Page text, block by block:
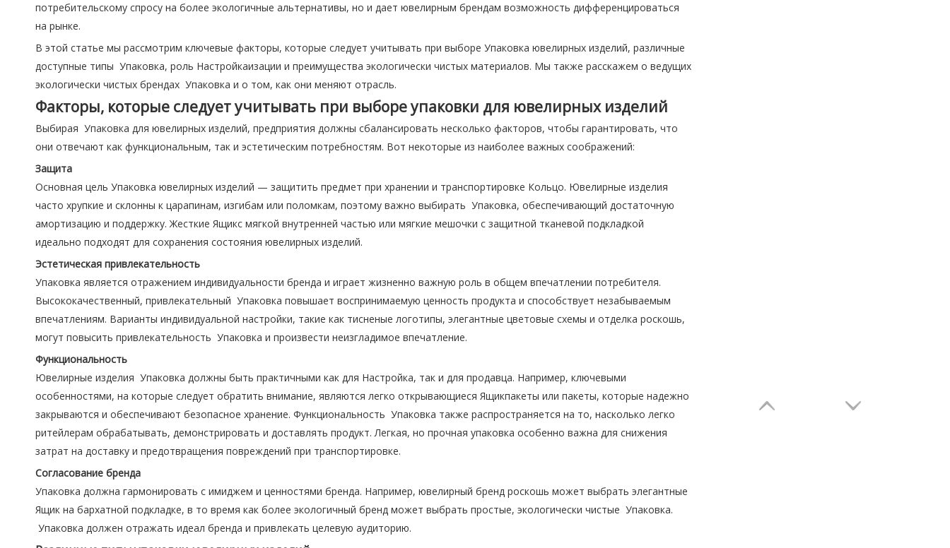
потребительскому спросу на более экологичные альтернативы, но и дает ювелирным брендам возможность дифференцироваться
на рынке.
В этой статье мы рассмотрим ключевые факторы, которые следует учитывать при выборе Упаковка ювелирных изделий, различные
доступные типы Упаковка, роль Настройкаизации и преимущества экологически чистых материалов. Мы также расскажем о ведущих
экологически чистых брендах Упаковка и о том, как они меняют отрасль.
Факторы, которые следует учитывать при выборе упаковки для ювелирных изделий
Выбирая Упаковка для ювелирных изделий, предприятия должны сбалансировать несколько факторов, чтобы гарантировать, что
они отвечают как функциональным, так и эстетическим потребностям. Вот некоторые из наиболее важных соображений:
Защита
Основная цель Упаковка ювелирных изделий — защитить предмет при хранении и транспортировке Кольцо. Ювелирные изделия
часто хрупкие и склонны к царапинам, изгибам или поломкам, поэтому важно выбирать Упаковка, обеспечивающий достаточную
амортизацию и поддержку. Жесткие Ящикс мягкой внутренней частью или мягкие мешочки с защитной тканевой подкладкой
идеально подходят для сохранения состояния ювелирных изделий.
Эстетическая привлекательность
Упаковка является отражением индивидуальности бренда и играет жизненно важную роль в общем впечатлении потребителя.
Высококачественный, привлекательный Упаковка повышает воспринимаемую ценность продукта и способствует незабываемым
впечатлениям. Варианты индивидуальной настройки, такие как тисненые логотипы, элегантные цветовые схемы и отделка роскошь,
могут повысить привлекательность Упаковка и произвести неизгладимое впечатление.
Функциональность
Ювелирные изделия Упаковка должны быть практичными как для Настройка, так и для продавца. Например, ключевыми
особенностями, на которые следует обратить внимание, являются легко открывающиеся Ящикпакеты или пакеты, которые надежно
закрываются и обеспечивают безопасное хранение. Функциональность Упаковка также распространяется на то, насколько легко
ритейлерам обрабатывать, демонстрировать и доставлять продукт. Легкая, но прочная упаковка особенно важна для снижения
затрат на доставку и предотвращения повреждений при транспортировке.
Согласование бренда
Упаковка должна гармонировать с имиджем и ценностями бренда. Например, ювелирный бренд роскошь может выбрать элегантные
Ящик на бархатной подкладке, в то время как более экологичный бренд может выбрать простые, экологически чистые Упаковка.
Упаковка должен отражать идеал бренда и привлекать целевую аудиторию.